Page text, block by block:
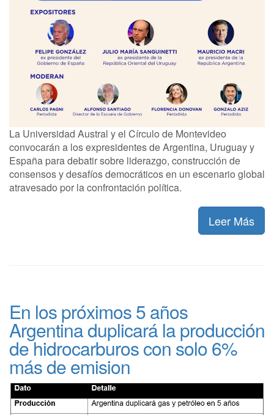
La Universidad Austral y el Círculo de Montevideo
convocarán a los expresidentes de Argentina, Uruguay y
España para debatir sobre liderazgo, construcción de
consensos y desafíos democráticos en un escenario global
atravesado por la confrontación política.
Leer Más
En los próximos 5 años
Argentina duplicará la producción
de hidrocarburos con solo 6%
más de emision